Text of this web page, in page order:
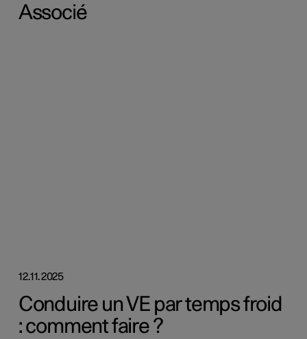
Associé
12.11.2025
Conduire un VE par temps froid
: comment faire ?